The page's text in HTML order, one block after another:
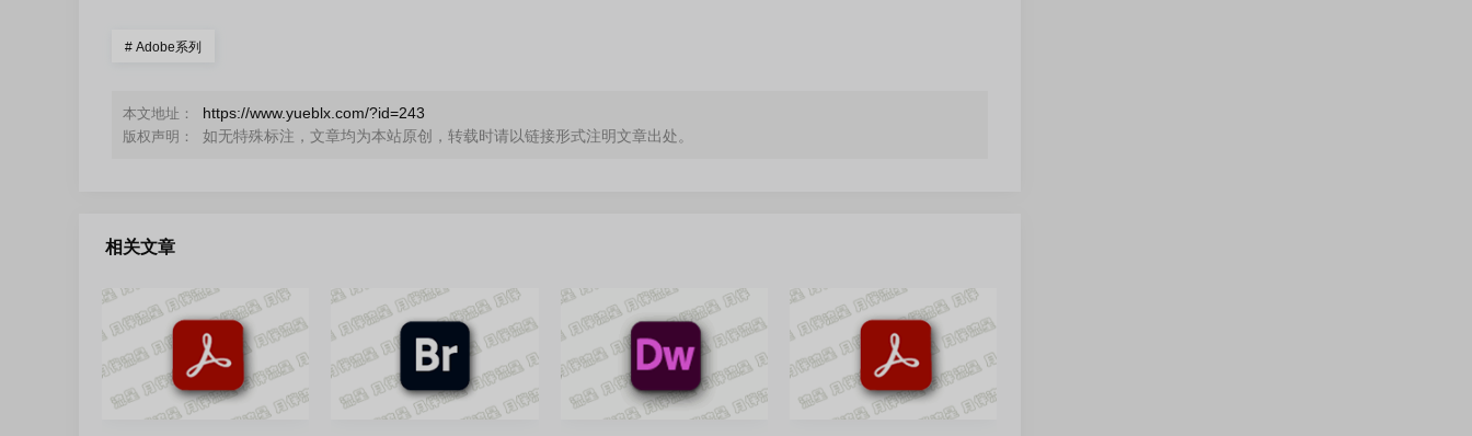
# Adobe系列
本文地址： https://www.yueblx.com/?id=243
版权声明： 如无特殊标注，文章均为本站原创，转载时请以链接形式注明文章出处。
相关文章